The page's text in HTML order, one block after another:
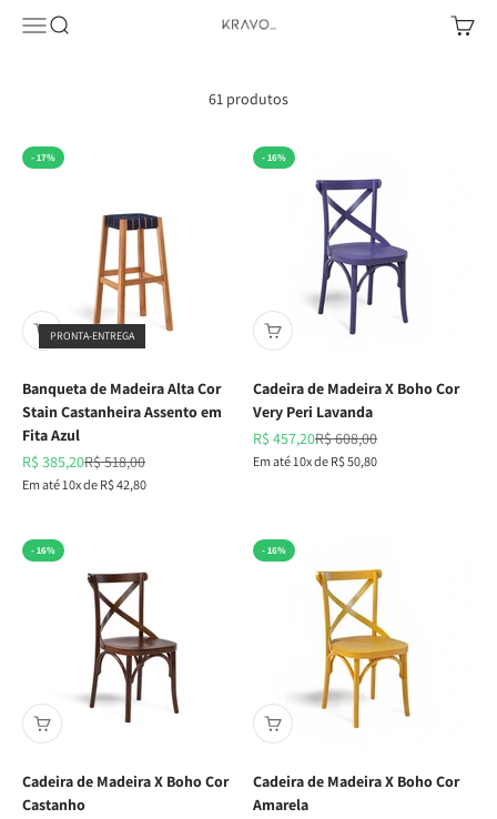
Pular para o conteúdo
Abrir menu de navegação
Abrir pesquisa KRAVO urban design Abrir
61 produtos
- 17%
PRONTA-ENTREGA
Banqueta de Madeira Alta Cor
Stain Castanheira Assento em
Fita Azul
Preço promocional
R$ 385,20Preço normal
R$ 518,00
Em até 10x de R$ 42,80
- 16%
Cadeira de Madeira X Boho Cor
Very Peri Lavanda
Preço promocional
R$ 457,20Preço normal
R$ 608,00
Em até 10x de R$ 50,80
- 16%
Cadeira de Madeira X Boho Cor
Castanho
- 16%
Cadeira de Madeira X Boho Cor
Amarela